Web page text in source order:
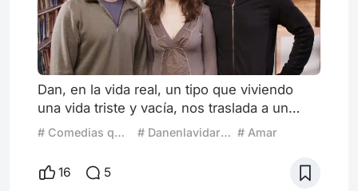
Dan, en la vida real, un tipo que viviendo
una vida triste y vacía, nos traslada a un
mundo de sentimientos y nos da un reflejo
pareja ideal representada en sus padres, y
que casi la tuvo él, o que la tuvo, pero la
# Comedias que se ponen serias # Danenlavidareal # Amar
16 5